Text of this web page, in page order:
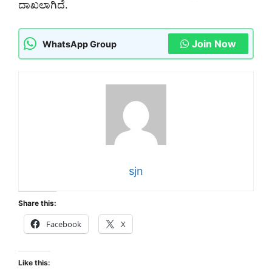
ದಾಖಲಾಗಿದೆ.
WhatsApp Group Join Now
sjn
Share this:
Facebook X
Like this: